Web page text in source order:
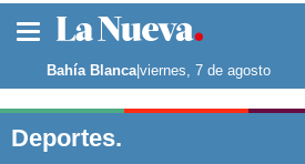
Noticias
La ciudad
Punta Alta
Bahía Blanca|viernes, 7 de agosto
Deportes.